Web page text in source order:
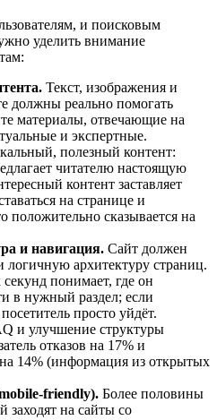
и поисковым
уделить внимание
Текст, изображения и
должны реально помогать
материалы, отвечающие на
и экспертные.
полезный контент:
читателю настоящую
контент заставляет
на странице и
положительно сказывается на
и навигация. Сайт должен
архитектуру страниц.
понимает, где он
в нужный раздел; если
просто уйдёт.
и улучшение структуры
отказов на 17% и
14% (информация из открытых
friendly). Более половины
заходят на сайты со